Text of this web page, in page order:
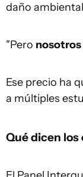
daño
"Pero nosotros
Ese precio ha
a múltiples
Qué dicen